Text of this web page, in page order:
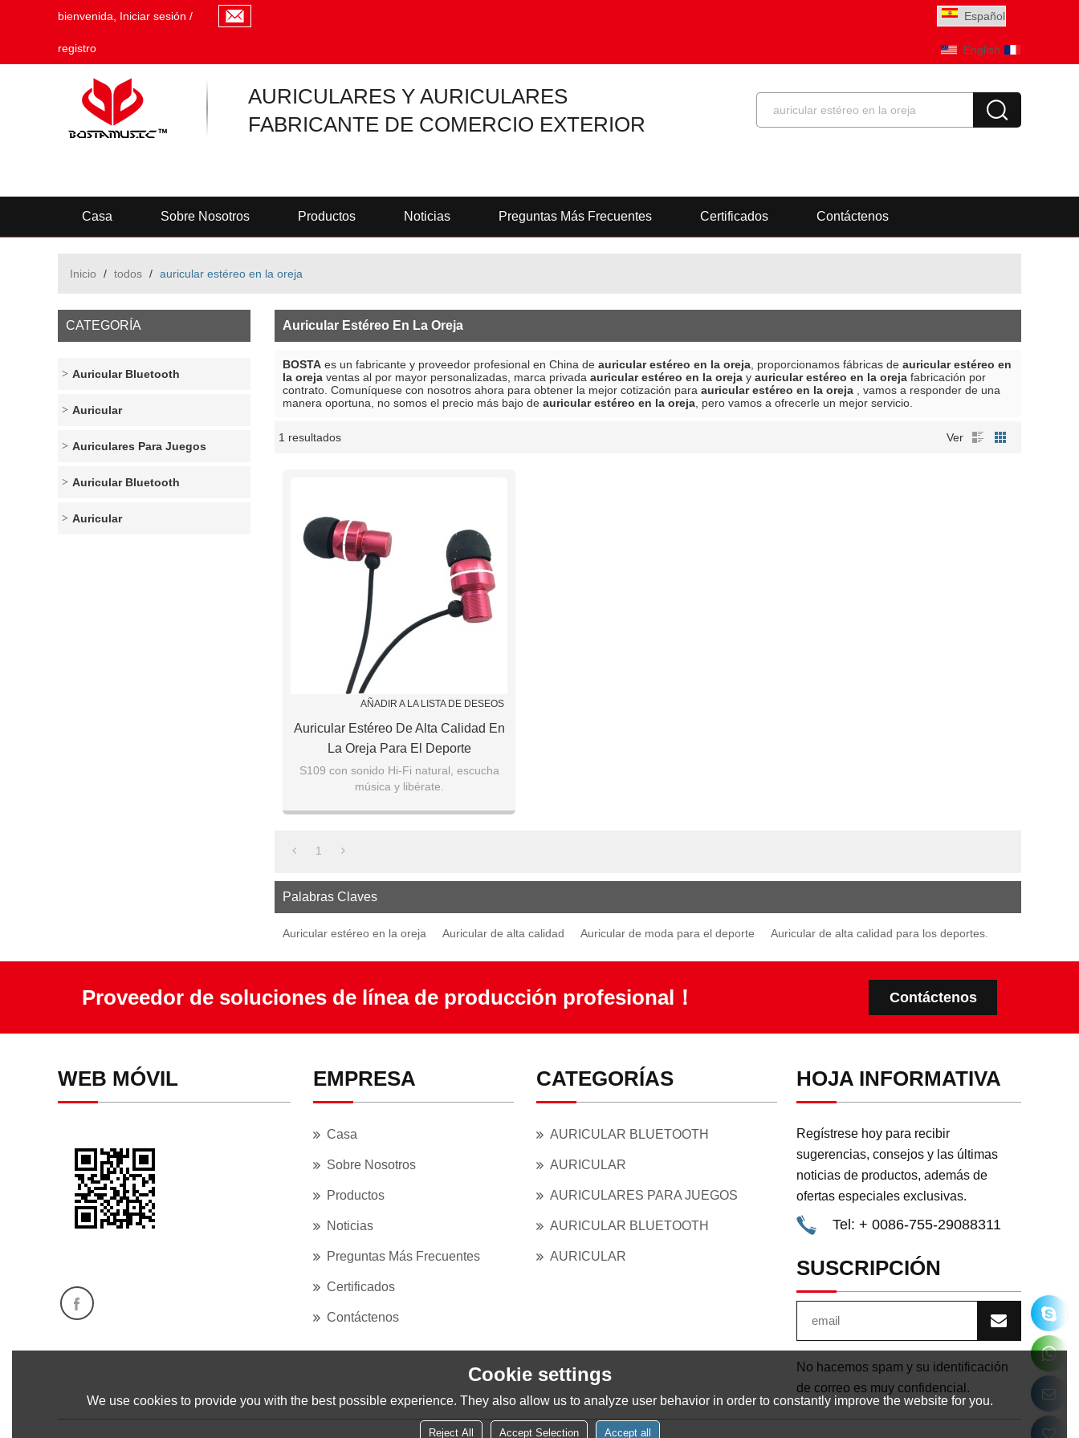
bienvenida, Iniciar sesión /
registro
Español
English
AURICULARES Y AURICULARES
FABRICANTE DE COMERCIO EXTERIOR
Casa Sobre Nosotros Productos Noticias Preguntas Más Frecuentes Certificados Contáctenos
Inicio / todos / auricular estéreo en la oreja
CATEGORÍA
Auricular Bluetooth
Auricular
Auriculares Para Juegos
Auricular Bluetooth
Auricular
Auricular Estéreo En La Oreja
BOSTA es un fabricante y proveedor profesional en China de auricular estéreo en la oreja , proporcionamos fábricas de auricular estéreo en
la oreja ventas al por mayor personalizadas, marca privada auricular estéreo en la oreja y auricular estéreo en la oreja fabricación por
contrato. Comuníquese con nosotros ahora para obtener la mejor cotización para auricular estéreo en la oreja , vamos a responder de una
manera oportuna, no somos el precio más bajo de auricular estéreo en la oreja , pero vamos a ofrecerle un mejor servicio.
1 resultados Ver
AÑADIR A LA LISTA DE DESEOS
Auricular Estéreo De Alta Calidad En
La Oreja Para El Deporte
S109 con sonido Hi-Fi natural, escucha
música y libérate.
1
Palabras Claves
Auricular estéreo en la oreja Auricular de alta calidad Auricular de moda para el deporte Auricular de alta calidad para los deportes.
Proveedor de soluciones de línea de producción profesional！ Contáctenos
WEB MÓVIL EMPRESA
Casa
Sobre Nosotros
Productos
Noticias
Preguntas Más Frecuentes
Certificados
Contáctenos
CATEGORÍAS
AURICULAR BLUETOOTH
AURICULAR
AURICULARES PARA JUEGOS
AURICULAR BLUETOOTH
AURICULAR
HOJA INFORMATIVA
Regístrese hoy para recibir
sugerencias, consejos y las últimas
noticias de productos, además de
ofertas especiales exclusivas.
Tel: + 0086-755-29088311
SUSCRIPCIÓN
No hacemos spam y su identificación
de correo es muy confidencial.
Cookie settings
We use cookies to provide you with the best possible experience. They also allow us to analyze user behavior in order to constantly improve the website for you.
Reject All Accept Selection Accept all